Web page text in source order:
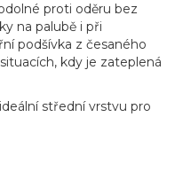
proti oděru bez
na palubě i při
podšívka z česaného
kdy je zateplená
střední vrstvu pro